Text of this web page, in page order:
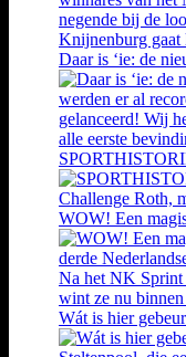
Daar is ‘ie: de
WOW! Een
Wát is hier